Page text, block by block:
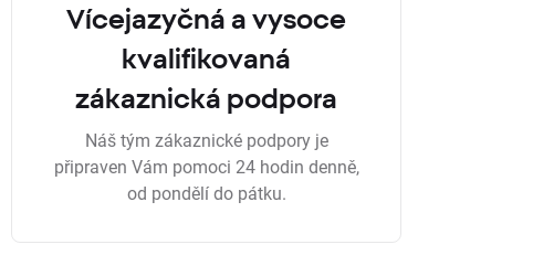
Vícejazyčná a vysoce
kvalifikovaná
zákaznická podpora
Náš tým zákaznické podpory je
připraven Vám pomoci 24 hodin denně,
od pondělí do pátku.